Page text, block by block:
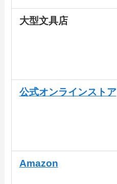
大型文具店
公式オンラインストア
Amazon